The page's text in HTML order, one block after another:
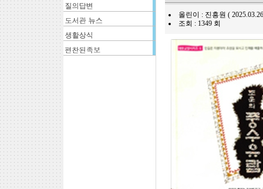
올린이 : 진흥원 (
조회 : 1349 회